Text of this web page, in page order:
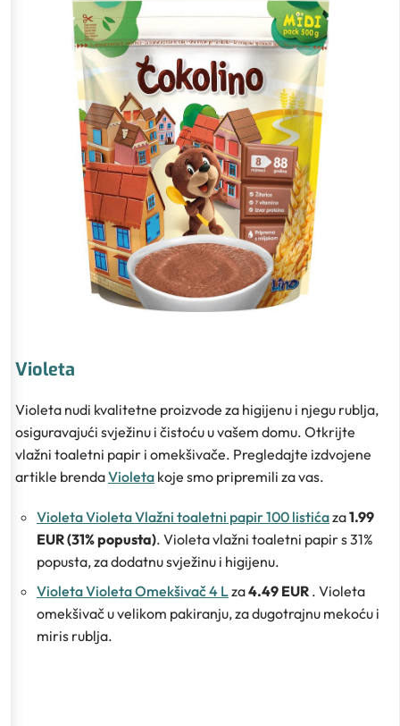
Violeta
Violeta nudi kvalitetne proizvode za higijenu i njegu rublja,
osiguravajući svježinu i čistoću u vašem domu. Otkrijte
vlažni toaletni papir i omekšivače. Pregledajte izdvojene
artikle brendaVioleta koje smo pripremili za vas.
Violeta Violeta Vlažni toaletni papir 100 listićaza1.99
EUR (31% popusta). Violeta vlažni toaletni papir s 31%
popusta, za dodatnu svježinu i higijenu.
Violeta Violeta Omekšivač 4 Lza4.49 EUR . Violeta
omekšivač u velikom pakiranju, za dugotrajnu mekoću i
miris rublja.